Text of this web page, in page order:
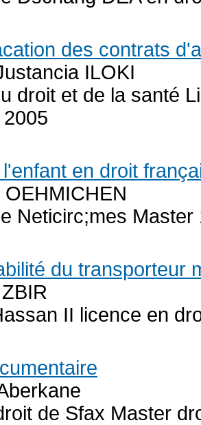
des contrats
ILOKI
droit et de la santé
en droit
Neticirc;mes
du transporteur
II licence en
de Sfax Master